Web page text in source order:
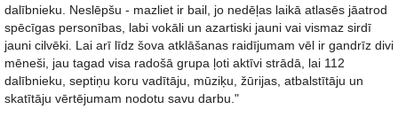
dalībnieku. Neslēpšu - mazliet ir bail, jo nedēļas laikā atlasēs jāatrod
spēcīgas personības, labi vokāli un azartiski jauni vai vismaz sirdī
jauni cilvēki. Lai arī līdz šova atklāšanas raidījumam vēl ir gandrīz divi
mēneši, jau tagad visa radošā grupa ļoti aktīvi strādā, lai 112
dalībnieku, septiņu koru vadītāju, mūziķu, žūrijas, atbalstītāju un
skatītāju vērtējumam nodotu savu darbu."